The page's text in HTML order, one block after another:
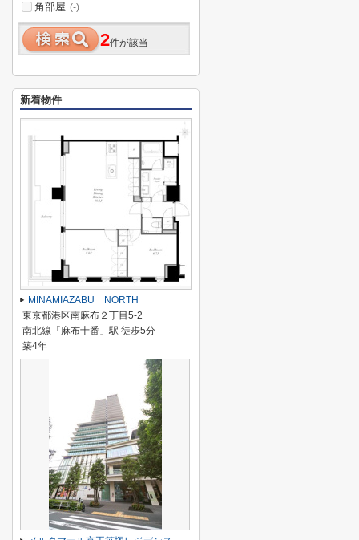
角部屋 (-)
2件が該当
新着物件
MINAMIAZABU NORTH
東京都港区南麻布２丁目5-2
南北線「麻布十番」駅 徒歩5分
築4年